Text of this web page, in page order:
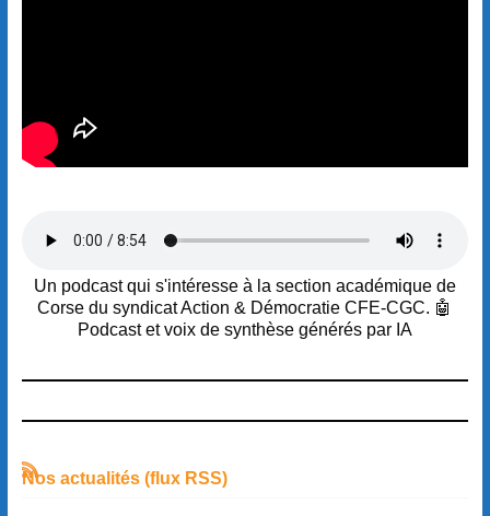
Un podcast qui s'intéresse à la section académique de
Corse du syndicat Action & Démocratie CFE-CGC. 🤖
Podcast et voix de synthèse générés par IA
Nos actualités (flux RSS)